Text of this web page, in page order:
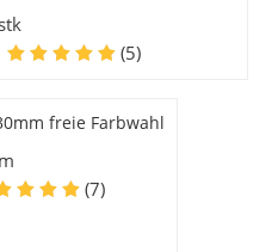
(5)
freie Farbwahl
(7)